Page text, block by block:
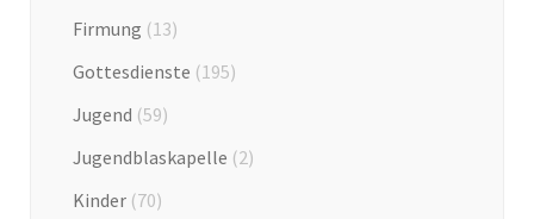
Firmung (13)
Gottesdienste (195)
Jugend (59)
Jugendblaskapelle (2)
Kinder (70)